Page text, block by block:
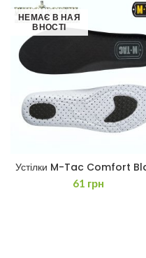
НЕМАЄ В НАЯ
ВНОСТІ
ЧИТАТИ ДАЛІ
Устілки M-Tac Comfort
61 грн